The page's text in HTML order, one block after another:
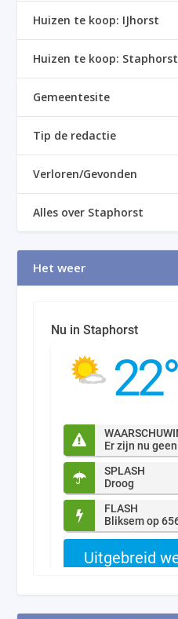
Huizen te koop: IJhorst
Huizen te koop: Staphorst
Gemeentesite
Tip de redactie
Verloren/Gevonden
Alles over Staphorst
Het weer